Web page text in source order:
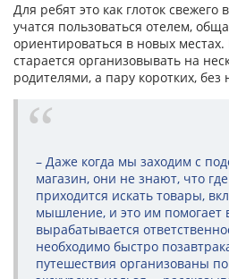
Для ребят это как глоток свежего
учатся пользоваться отелем,
ориентироваться в новых
старается организовывать на
родителями, а пару коротких, без
– Даже когда мы заходим с
магазин, они не знают, что
приходится искать товары,
мышление, и это им помогает
вырабатывается
необходимо быстро
путешествия организованы